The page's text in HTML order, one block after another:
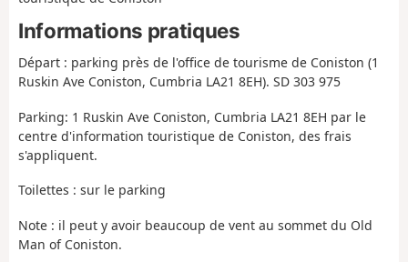
Informations pratiques
Départ : parking près de l'office de tourisme de Coniston (1
Ruskin Ave Coniston, Cumbria LA21 8EH). SD 303 975
Parking: 1 Ruskin Ave Coniston, Cumbria LA21 8EH par le
centre d'information touristique de Coniston, des frais
s'appliquent.
Toilettes : sur le parking
Note : il peut y avoir beaucoup de vent au sommet du Old
Man of Coniston.